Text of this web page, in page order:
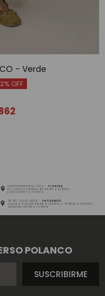
- Verde
POLANCO
SUSCRIBIRME